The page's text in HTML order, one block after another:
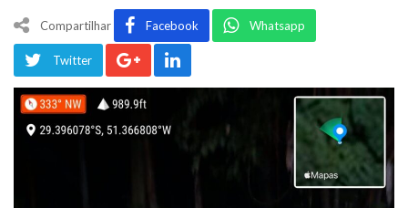
Compartilhar Facebook Whatsapp
Twitter